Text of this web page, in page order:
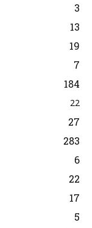
3
13
19
7
184
22
27
283
6
22
17
5